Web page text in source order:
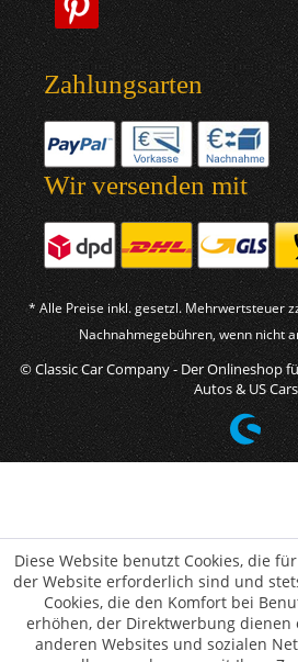
Zahlungsarten
Wir versenden mit
* Alle Preise inkl. gesetzl. Mehrwertsteuer
Nachnahmegebühren, wenn nicht
© Classic Car Company - Der Onlineshop
Autos & US Cars
Diese Website benutzt Cookies, die
der Website erforderlich sind und
Cookies, die den Komfort bei
erhöhen, der Direktwerbung
anderen Websites und sozialen